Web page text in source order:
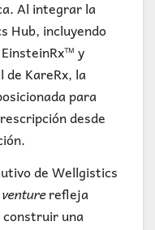
Al integrar la
Hub, incluyendo
y
de KareRx, la
para
desde
de Wellgistics
refleja
una